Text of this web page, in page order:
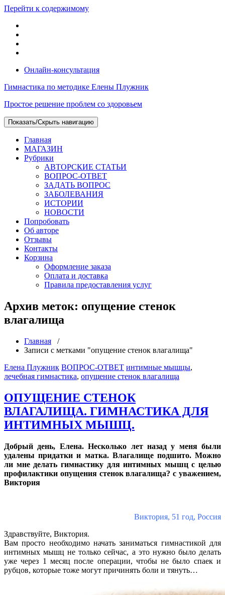
Перейти к содержимому
Онлайн-консультация
Гимнастика по методике Елены Плужник
Простое решение проблем со здоровьем
Показать/Скрыть навигацию
Главная
МАГАЗИН
Рубрики
АВТОРСКИЕ СТАТЬИ
ВОПРОС-ОТВЕТ
ЗАДАТЬ ВОПРОС
ЗАБОЛЕВАНИЯ
ИСТОРИИ
НОВОСТИ
Попробовать
Об авторе
Отзывы
Контакты
Корзина
Оформление заказа
Оплата и доставка
Правила предоставления услуг
Архив меток: опущение стенок
влагалища
Главная /
Записи с метками "опущение стенок влагалища"
Елена Плужник ВОПРОС-ОТВЕТ интимные мышцы,
лечебная гимнастика, опущение стенок влагалища
ОПУЩЕНИЕ СТЕНОК
ВЛАГАЛИЩА. ГИМНАСТИКА ДЛЯ
ИНТИМНЫХ МЫШЦ.
Добрый день, Елена. Несколько лет назад у меня были
удалены придатки и матка. Влагалище подшито. Можно
ли мне делать гимнастику для интимных мышц с целью
профилактики опущения стенок влагалища? с уважением,
Виктория
Виктория, 51 год, Россия
Здравствуйте, Виктория.
Вам просто необходимо начать заниматься гимнастикой для
интимных мышц не только сейчас, а это нужно было делать
уже через 1 месяц после операции, чтобы не было спаек и
рубцов, которые тоже могут причинять боли и тянуть…